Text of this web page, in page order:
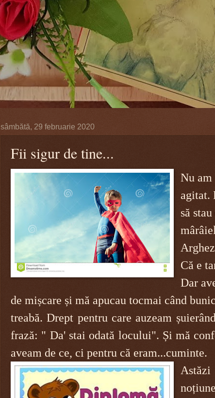
sâmbătă, 29 februarie 2020
Fii sigur de tine...
Nu
agitat.
să
Că e
Dar
de mișcare și mă apucau tocmai când
treabă. Drept pentru care auzeam
frază: " Da' stai odată locului". Și mă
aveam de ce, ci pentru că eram...cuminte.